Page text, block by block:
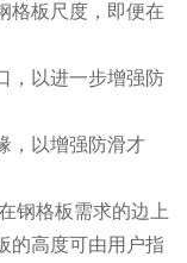
板尺度，即便在
以进一步增强防
以增强防滑才
格板需求的边上
的高度可由用户指